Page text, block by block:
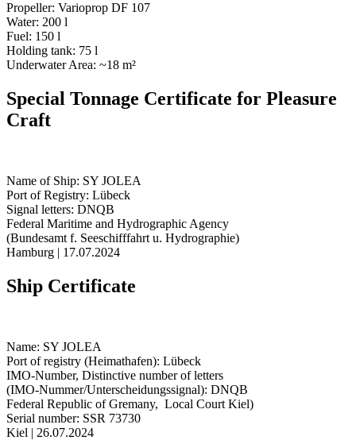
Propeller: Varioprop DF 107
Water: 200 l
Fuel: 150 l
Holding tank: 75 l
Underwater Area: ~18 m²
Special Tonnage Certificate for Pleasure
Craft
Name of Ship: SY JOLEA
Port of Registry: Lübeck
Signal letters: DNQB
Federal Maritime and Hydrographic Agency
(Bundesamt f. Seeschifffahrt u. Hydrographie)
Hamburg | 17.07.2024
Ship Certificate
Name: SY JOLEA
Port of registry (Heimathafen): Lübeck
IMO-Number, Distinctive number of letters
(IMO-Nummer/Unterscheidungssignal): DNQB
Federal Republic of Gremany, Local Court Kiel)
Serial number: SSR 73730
Kiel | 26.07.2024